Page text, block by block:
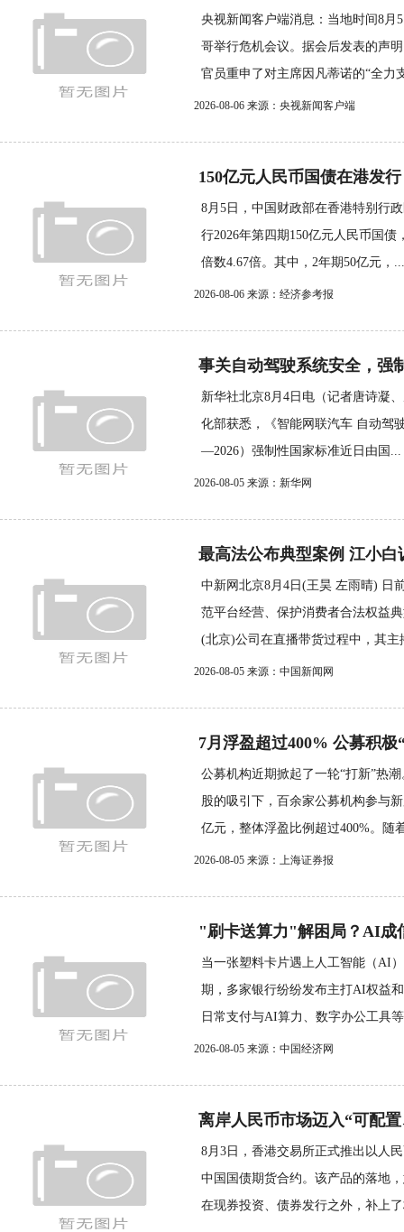
央视新闻客户端消息：当地时间8月
哥举行危机会议。据会后发表的声
官员重申了对主席因凡蒂诺的“全力
2026-08-06 来源：央视新闻客户端
150亿元人民币国债在港发
8月5日，中国财政部在香港特别行
行2026年第四期150亿元人民币国
倍数4.67倍。其中，2年期50亿元，...
2026-08-06 来源：经济参考报
事关自动驾驶系统安全，强
新华社北京8月4日电（记者唐诗凝
化部获悉，《智能网联汽车 自动驾
—2026）强制性国家标准近日由国...
2026-08-05 来源：新华网
最高法公布典型案例 江小白
中新网北京8月4日(王昊 左雨晴) 日
范平台经营、保护消费者合法权益
(北京)公司在直播带货过程中，其主
2026-08-05 来源：中国新闻网
7月浮盈超过400% 公募积极
公募机构近期掀起了一轮“打新”热
股的吸引下，百余家公募机构参与
亿元，整体浮盈比例超过400%。随
2026-08-05 来源：上海证券报
"刷卡送算力"解困局？AI成
当一张塑料卡片遇上人工智能（AI
期，多家银行纷纷发布主打AI权益
日常支付与AI算力、数字办公工具
2026-08-05 来源：中国经济网
离岸人民币市场迈入“可配
8月3日，香港交易所正式推出以人
中国国债期货合约。该产品的落地
在现券投资、债券发行之外，补上